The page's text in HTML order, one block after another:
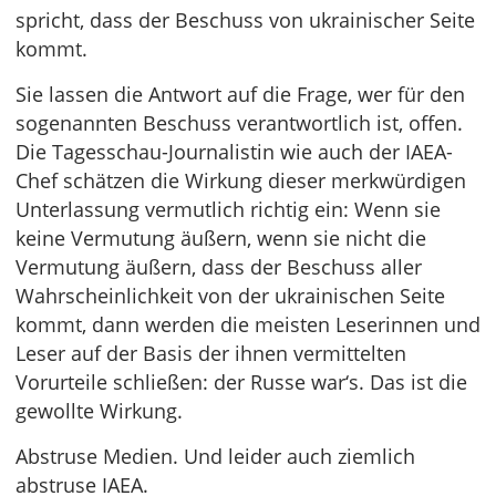
spricht, dass der Beschuss von ukrainischer Seite
kommt.
Sie lassen die Antwort auf die Frage, wer für den
sogenannten Beschuss verantwortlich ist, offen.
Die Tagesschau-Journalistin wie auch der IAEA-
Chef schätzen die Wirkung dieser merkwürdigen
Unterlassung vermutlich richtig ein: Wenn sie
keine Vermutung äußern, wenn sie nicht die
Vermutung äußern, dass der Beschuss aller
Wahrscheinlichkeit von der ukrainischen Seite
kommt, dann werden die meisten Leserinnen und
Leser auf der Basis der ihnen vermittelten
Vorurteile schließen: der Russe war‘s. Das ist die
gewollte Wirkung.
Abstruse Medien. Und leider auch ziemlich
abstruse IAEA.